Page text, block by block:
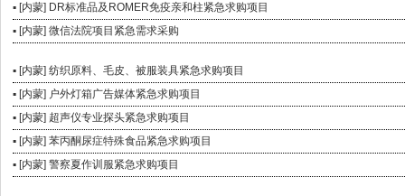
▪ [内蒙] DR标准品及ROMER免疫亲和柱紧急求购项目
▪ [内蒙] 微信法院项目紧急需求采购
▪ [内蒙] 纺织原料、毛皮、被服装具紧急求购项目
▪ [内蒙] 户外灯箱广告媒体紧急求购项目
▪ [内蒙] 超声仪专业探头紧急求购项目
▪ [内蒙] 苯丙酮尿症特殊食品紧急求购项目
▪ [内蒙] 警察夏作训服紧急求购项目